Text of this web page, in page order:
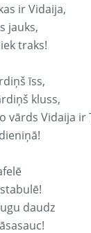
ir Vidaija,
jauks,
traks!
īss,
kluss,
vārds Vidaija ir
daudz